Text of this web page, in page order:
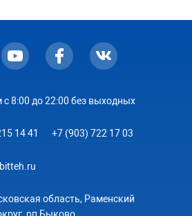
с 8:00 до 22:00 без выходных
14 41 +7 (903) 722 17 03
область, Раменский
рп Быково,